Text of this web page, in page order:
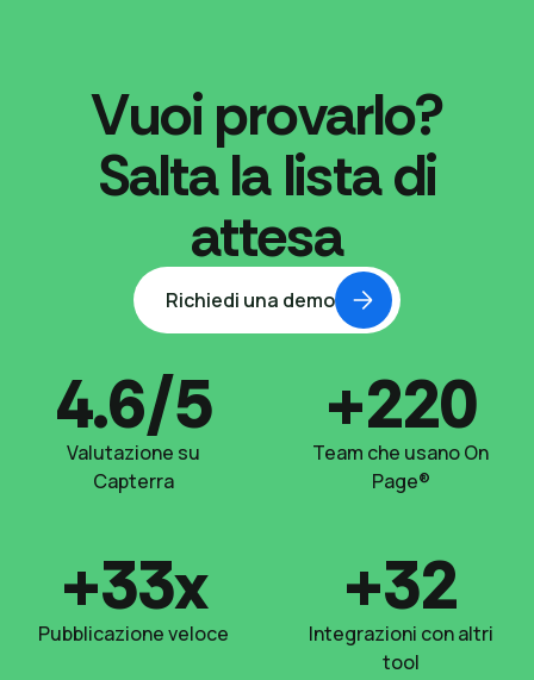
Vuoi provarlo?
Salta la lista di
attesa
Richiedi una demo
4.6/5
Valutazione su
Capterra
+220
Team che usano On
Page®
+33x
Pubblicazione veloce
+32
Integrazioni con altri
tool